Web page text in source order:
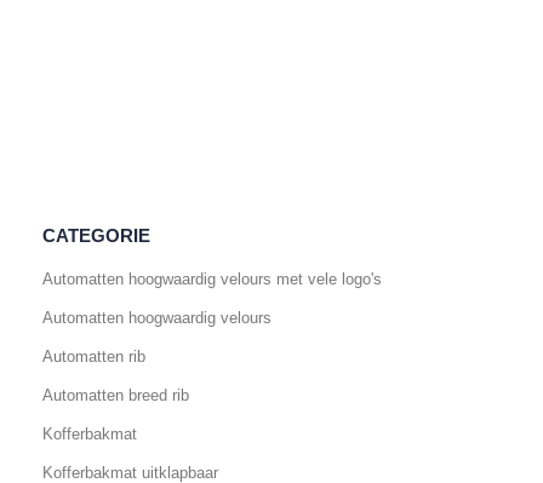
CATEGORIE
Automatten hoogwaardig velours met vele logo's
Automatten hoogwaardig velours
Automatten rib
Automatten breed rib
Kofferbakmat
Kofferbakmat uitklapbaar